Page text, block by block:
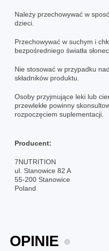
Należy przechowywać w
dzieci.
Przechowywać w suchym i
bezpośredniego światła
Nie stosować w przypadku
składników produktu.
Osoby przyjmujące leki lub
przewlekłe powinny
rozpoczęciem suplementacji.
Producent:
7NUTRITION
ul. Stanowice 82 A
55-200 Stanowice
Poland
OPINIE